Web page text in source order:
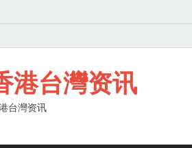
港台灣资讯
台灣资讯